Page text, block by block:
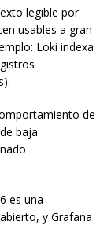
legible por
usables a gran
Loki indexa
de
baja
es una
y Grafana